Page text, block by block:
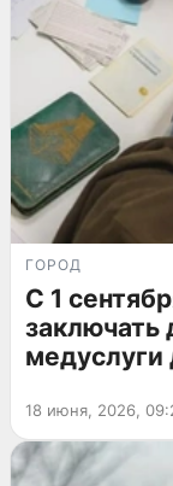
ГОРОД
С 1
заключать
медуслуги
18 июня, 2026,